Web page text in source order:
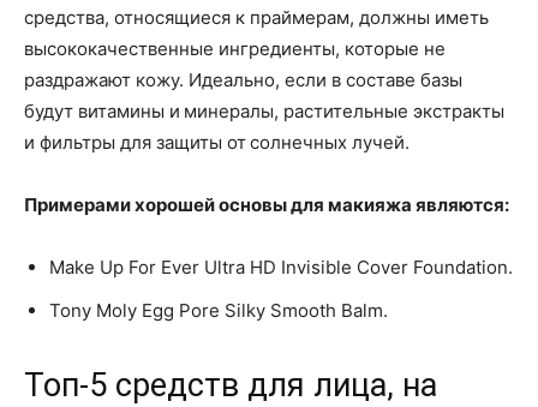
средства, относящиеся к праймерам, должны иметь
высококачественные ингредиенты, которые не
раздражают кожу. Идеально, если в составе базы
будут витамины и минералы, растительные экстракты
и фильтры для защиты от солнечных лучей.
Примерами хорошей основы для макияжа являются:
Make Up For Ever Ultra HD Invisible Cover Foundation.
Tony Moly Egg Pore Silky Smooth Balm.
Топ-5 средств для лица, на